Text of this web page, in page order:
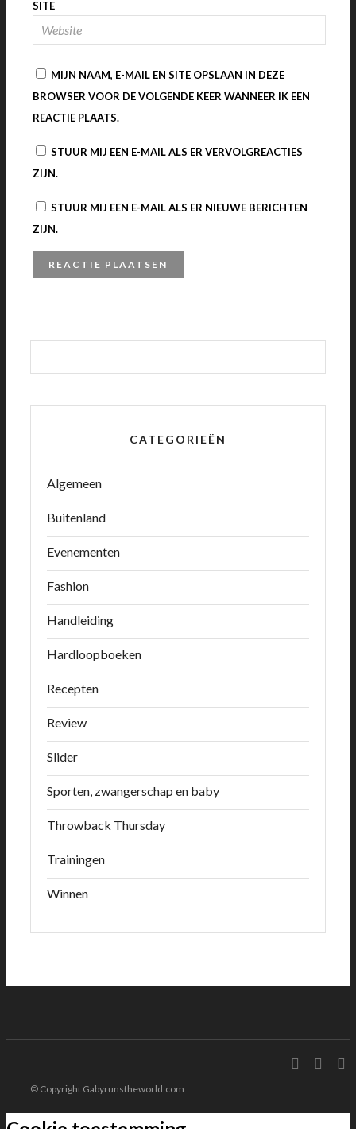
SITE
MIJN NAAM, E-MAIL EN SITE OPSLAAN IN DEZE
BROWSER VOOR DE VOLGENDE KEER WANNEER IK EEN
REACTIE PLAATS.
STUUR MIJ EEN E-MAIL ALS ER VERVOLGREACTIES
ZIJN.
STUUR MIJ EEN E-MAIL ALS ER NIEUWE BERICHTEN
ZIJN.
CATEGORIEËN
Algemeen
Buitenland
Evenementen
Fashion
Handleiding
Hardloopboeken
Recepten
Review
Slider
Sporten, zwangerschap en baby
Throwback Thursday
Trainingen
Winnen
© Copyright Gabyrunstheworld.com